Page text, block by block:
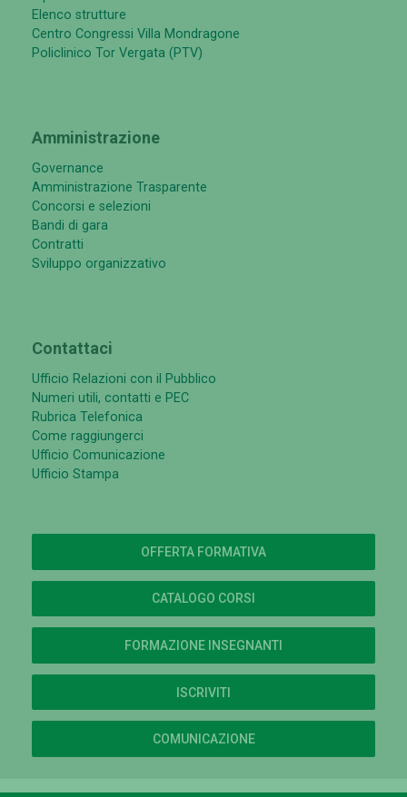
Elenco strutture
Centro Congressi Villa Mondragone
Policlinico Tor Vergata (PTV)
Amministrazione
Governance
Amministrazione Trasparente
Concorsi e selezioni
Bandi di gara
Contratti
Sviluppo organizzativo
Contattaci
Ufficio Relazioni con il Pubblico
Numeri utili, contatti e PEC
Rubrica Telefonica
Come raggiungerci
Ufficio Comunicazione
Ufficio Stampa
OFFERTA FORMATIVA
CATALOGO CORSI
FORMAZIONE INSEGNANTI
ISCRIVITI
COMUNICAZIONE